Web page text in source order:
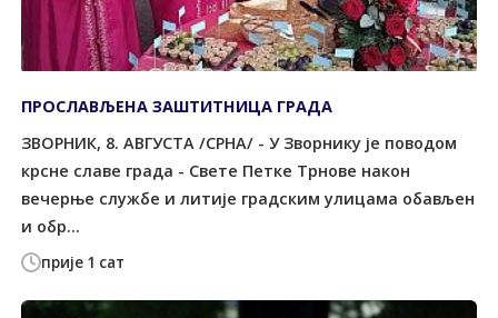
прије 1 сат
ПРОСЛАВЉЕНА ЗАШТИТНИЦА ГРАДА
ЗВОРНИК, 8. АВГУСТА /СРНА/ - У Зворнику је поводом
крсне славе града - Свете Петке Трнове након
вечерње службе и литије градским улицама обављен
и обр...